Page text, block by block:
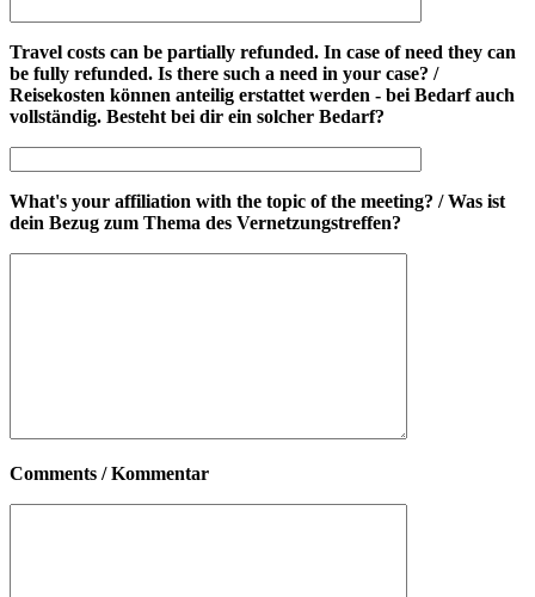
Travel costs can be partially refunded. In case of need they can
be fully refunded. Is there such a need in your case? /
Reisekosten können anteilig erstattet werden - bei Bedarf auch
vollständig. Besteht bei dir ein solcher Bedarf?
What's your affiliation with the topic of the meeting? / Was ist
dein Bezug zum Thema des Vernetzungstreffen?
Comments / Kommentar